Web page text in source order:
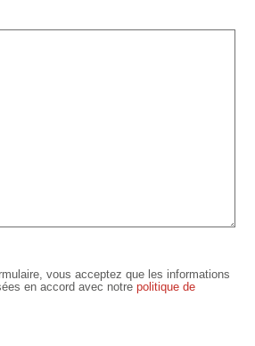
vous acceptez que les informations
en accord avec notrepolitique de